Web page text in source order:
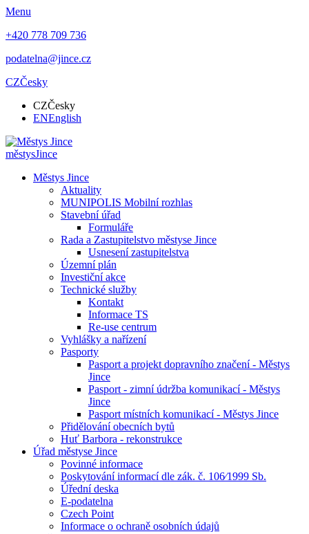
Menu
+420 778 709 736
podatelna@jince.cz
CZČesky
CZČesky
ENEnglish
městysJince
Městys Jince
Aktuality
MUNIPOLIS Mobilní rozhlas
Stavební úřad
Formuláře
Rada a Zastupitelstvo městyse Jince
Usnesení zastupitelstva
Územní plán
Investiční akce
Technické služby
Kontakt
Informace TS
Re-use centrum
Vyhlášky a nařízení
Pasporty
Pasport a projekt dopravního značení - Městys
Jince
Pasport - zimní údržba komunikací - Městys
Jince
Pasport místních komunikací - Městys Jince
Přidělování obecních bytů
Huť Barbora - rekonstrukce
Úřad městyse Jince
Povinné informace
Poskytování informací dle zák. č. 106⁄1999 Sb.
Úřední deska
E-podatelna
Czech Point
Informace o ochraně osobních údajů